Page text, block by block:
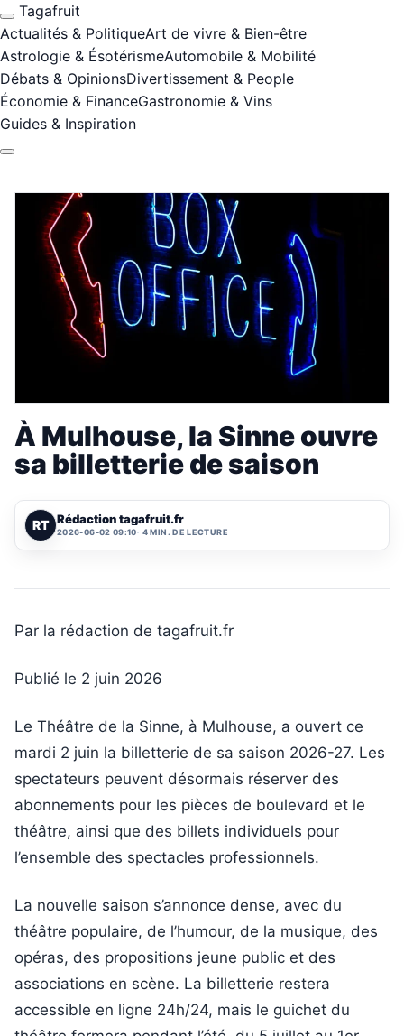
Tagafruit
Actualités & PolitiqueArt de vivre & Bien-être
Astrologie & ÉsotérismeAutomobile & Mobilité
Débats & OpinionsDivertissement & People
Économie & FinanceGastronomie & Vins
Guides & Inspiration
À Mulhouse, la Sinne ouvre
sa billetterie de saison
RT Rédaction tagafruit.fr
2026-06-02 09:10 4 MIN. DE LECTURE
Par la rédaction de tagafruit.fr
Publié le 2 juin 2026
Le Théâtre de la Sinne, à Mulhouse, a ouvert ce
mardi 2 juin la billetterie de sa saison 2026-27. Les
spectateurs peuvent désormais réserver des
abonnements pour les pièces de boulevard et le
théâtre, ainsi que des billets individuels pour
l’ensemble des spectacles professionnels.
La nouvelle saison s’annonce dense, avec du
théâtre populaire, de l’humour, de la musique, des
opéras, des propositions jeune public et des
associations en scène. La billetterie restera
accessible en ligne 24h/24, mais le guichet du